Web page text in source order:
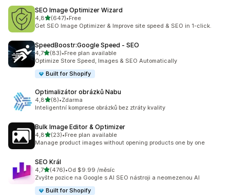
SEO Image Optimizer Wizard
4,8z 5 hvězd
(647)
Celkový počet recenzí: 647
•Free
Get SEO Image Optimizer & Improve site speed & SEO in 1-click.
SpeedBoostr:Google Speed ‑ SEO
4,7z 5 hvězd
(83)
Celkový počet recenzí: 83
•Free plan available
Optimize Store Speed, Images & SEO Automatically
Built for Shopify
Optimalizátor obrázků Nabu
4,8z 5 hvězd
(8)
Celkový počet recenzí: 8
•Zdarma
Inteligentní komprese obrázků bez ztráty kvality
Bulk Image Editor & Optimizer
4,8z 5 hvězd
(23)
Celkový počet recenzí: 23
•Free plan available
Manage product images without opening products one by one
SEO Král
4,7z 5 hvězd
(476)
Celkový počet recenzí: 476
•Od $9.99 /měsíc
Zvyšte pozice na Google s AI SEO nástroji a neomezenou AI
Built for Shopify